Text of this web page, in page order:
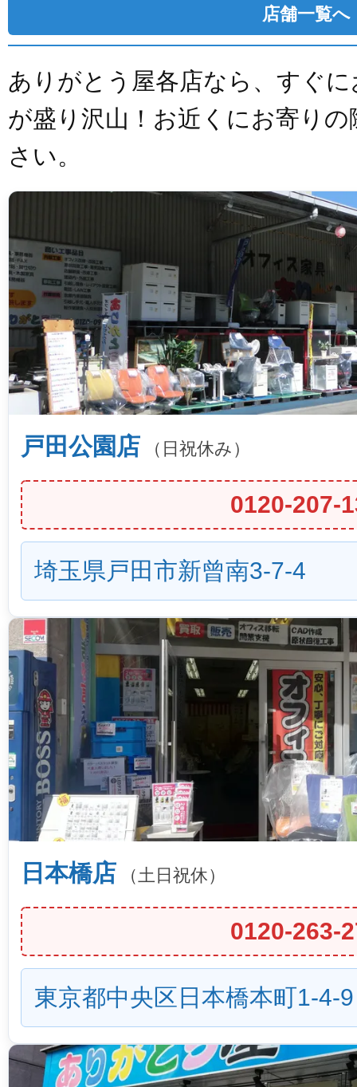
店舗一覧へ
ありがとう屋各店なら、すぐ
が盛り沢山！お近くにお寄り
さい。
戸田公園店 （日祝休み）
0120-207-
埼玉県戸田市新曾南3-7-4
日本橋店 （土日祝休）
0120-263-
東京都中央区日本橋本町1-4-9